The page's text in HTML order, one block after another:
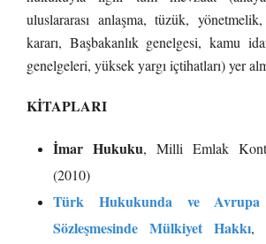
uluslararası anlaşma, tüzük,
kararı, Başbakanlık genelgesi, kamu
genelgeleri, yüksek yargı içtihatları) yer
KİTAPLARI
İmar Hukuku, Milli Emlak
(2010)
Türk Hukukunda ve Avrupa
Sözleşmesinde Mülkiyet Hakkı,